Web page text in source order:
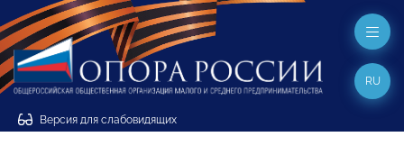
Версия для слабовидящих
RU